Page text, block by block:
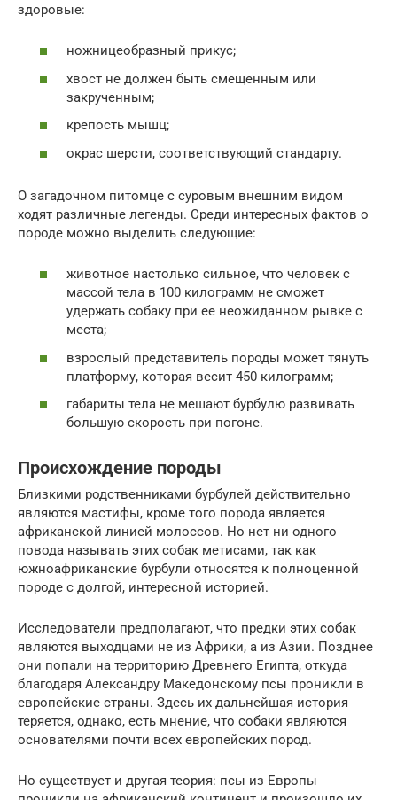
здоровые:
ножницеобразный прикус;
хвост не должен быть смещенным или
закрученным;
крепость мышц;
окрас шерсти, соответствующий стандарту.
О загадочном питомце с суровым внешним видом
ходят различные легенды. Среди интересных фактов о
породе можно выделить следующие:
животное настолько сильное, что человек с
массой тела в 100 килограмм не сможет
удержать собаку при ее неожиданном рывке с
места;
взрослый представитель породы может тянуть
платформу, которая весит 450 килограмм;
габариты тела не мешают бурбулю развивать
большую скорость при погоне.
Происхождение породы
Близкими родственниками бурбулей действительно
являются мастифы, кроме того порода является
африканской линией молоссов. Но нет ни одного
повода называть этих собак метисами, так как
южноафриканские бурбули относятся к полноценной
породе с долгой, интересной историей.
Исследователи предполагают, что предки этих собак
являются выходцами не из Африки, а из Азии. Позднее
они попали на территорию Древнего Египта, откуда
благодаря Александру Македонскому псы проникли в
европейские страны. Здесь их дальнейшая история
теряется, однако, есть мнение, что собаки являются
основателями почти всех европейских пород.
Но существует и другая теория: псы из Европы